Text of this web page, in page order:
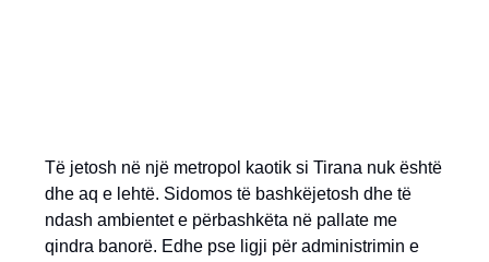
Të jetosh në një metropol kaotik si Tirana nuk është
dhe aq e lehtë. Sidomos të bashkëjetosh dhe të
ndash ambientet e përbashkëta në pallate me
qindra banorë. Edhe pse ligji për administrimin e